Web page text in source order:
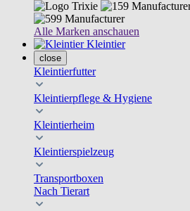
Alle Marken anschauen
Kleintier
close
Kleintierfutter
Kleintierpflege & Hygiene
Kleintierheim
Kleintierspielzeug
Transportboxen
Nach Tierart